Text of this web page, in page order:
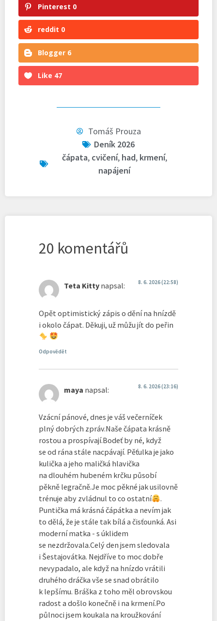
Pinterest 0
reddit 0
Blogger 6
Like 47
Tomáš Prouza
Deník 2026
čápata, cvičení, had, krmení,
napájení
20 komentářů
Teta Kitty napsal: 8. 6. 2026 (22:58)
Opět optimistický zápis o dění na hnízdě
i okolo čápat. Děkuji, už můžu jít do peřin
Odpovědět
maya napsal: 8. 6. 2026 (23:16)
Vzácní pánové, dnes je váš večerníček
plný dobrých zpráv.Naše čápata krásně
rostou a prospívají.Bodeť by né, když
se od rána stále nacpávají. Pěťulka je jako
kulička a jeho maličká hlavička
na dlouhém hubeném krčku působí
pěkně legračně.Je moc pěkné jak usilovně
trénuje aby zvládnul to co ostatní
.
Puntička má krásná čápátka a nevím jak
to dělá, že je stále tak bílá a čisťounká. Asi
moderní matka - s úklidem
se nezdržovala.Celý den jsem sledovala
i Šestajovátka. Nejdříve to moc dobře
nevypadalo, ale když na hnízdo vrátili
druhého dráčka vše se snad obrátilo
k lepšímu. Bráška z toho měl obrovskou
radost a došlo konečně i na krmení.Po
půlnoci jsem koukala na kroužkování